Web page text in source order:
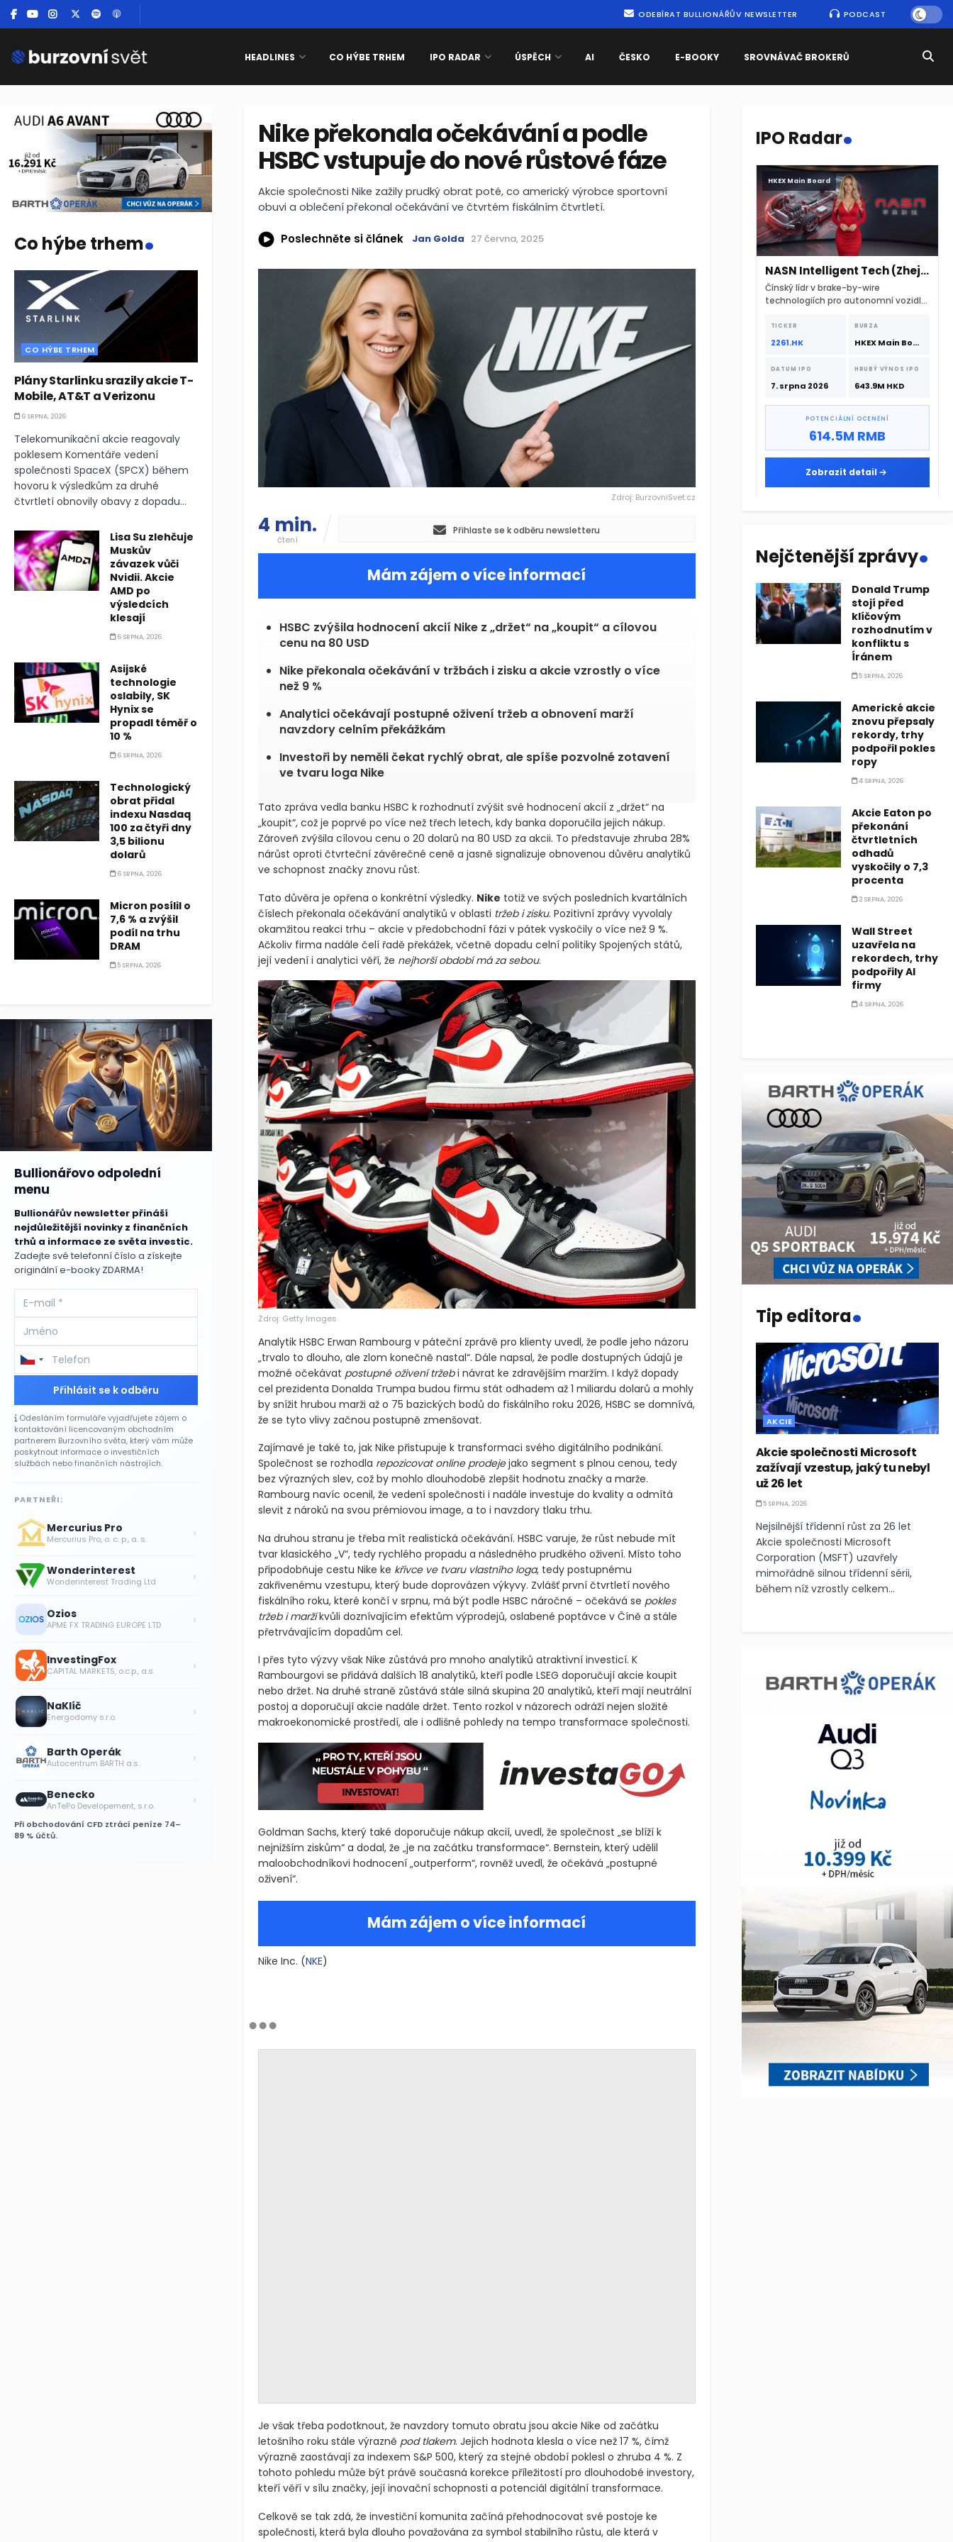
ODEBÍRAT BULLIONÁŘŮV NEWSLETTER PODCAST
HEADLINES CO HÝBE TRHEM IPO RADAR ÚSPĚCH AI ČESKO E-BOOKY SROVNÁVAČ BROKERŮ
Nike překonala očekávání a podle
HSBC vstupuje do nové růstové fáze
Akcie společnosti Nike zažily prudký obrat poté, co americký výrobce sportovní
obuvi a oblečení překonal očekávání ve čtvrtém fiskálním čtvrtletí.
Poslechněte si článek Jan Golda 27 června, 2025
Zdroj: BurzovniSvet.cz
4 min.
čtení
Přihlaste se k odběru newsletteru
Mám zájem o více informací
HSBC zvýšila hodnocení akcií Nike z „držet“ na „koupit“ a cílovou
cenu na 80 USD
Nike překonala očekávání v tržbách i zisku a akcie vzrostly o více
než 9 %
Analytici očekávají postupné oživení tržeb a obnovení marží
navzdory celním překážkám
Investoři by neměli čekat rychlý obrat, ale spíše pozvolné zotavení
ve tvaru loga Nike
Tato zpráva vedla banku HSBC k rozhodnutí zvýšit své hodnocení akcií z „držet“ na
„koupit“, což je poprvé po více než třech letech, kdy banka doporučila jejich nákup.
Zároveň zvýšila cílovou cenu o 20 dolarů na 80 USD za akcii. To představuje zhruba 28%
nárůst oproti čtvrteční závěrečné ceně a jasně signalizuje obnovenou důvěru analytiků
ve schopnost značky znovu růst.
Tato důvěra je opřena o konkrétní výsledky. Nike totiž ve svých posledních kvartálních
číslech překonala očekávání analytiků v oblasti tržeb i zisku. Pozitivní zprávy vyvolaly
okamžitou reakci trhu – akcie v předobchodní fázi v pátek vyskočily o více než 9 %.
Ačkoliv firma nadále čelí řadě překážek, včetně dopadu celní politiky Spojených států,
její vedení i analytici věří, že nejhorší období má za sebou.
Zdroj: Getty Images
Analytik HSBC Erwan Rambourg v páteční zprávě pro klienty uvedl, že podle jeho názoru
„trvalo to dlouho, ale zlom konečně nastal“. Dále napsal, že podle dostupných údajů je
možné očekávat postupné oživení tržebi návrat ke zdravějším maržím. I když dopady
cel prezidenta Donalda Trumpa budou firmu stát odhadem až 1 miliardu dolarů a mohly
by snížit hrubou marži až o 75 bazických bodů do fiskálního roku 2026, HSBC se domnívá,
že se tyto vlivy začnou postupně zmenšovat.
Zajímavé je také to, jak Nike přistupuje k transformaci svého digitálního podnikání.
Společnost se rozhodla repozicovat online prodejejako segment s plnou cenou, tedy
bez výrazných slev, což by mohlo dlouhodobě zlepšit hodnotu značky a marže.
Rambourg navíc ocenil, že vedení společnosti i nadále investuje do kvality a odmítá
slevit z nároků na svou prémiovou image, a to i navzdory tlaku trhu.
Na druhou stranu je třeba mít realistická očekávání. HSBC varuje, že růst nebude mít
tvar klasického „V“, tedy rychlého propadu a následného prudkého oživení. Místo toho
připodobňuje cestu Nike ke křivce ve tvaru vlastního loga, tedy postupnému
zakřivenému vzestupu, který bude doprovázen výkyvy. Zvlášť první čtvrtletí nového
fiskálního roku, které končí v srpnu, má být podle HSBC náročné – očekává se pokles
tržeb i maržíkvůli doznívajícím efektům výprodejů, oslabené poptávce v Číně a stále
přetrvávajícím dopadům cel.
I přes tyto výzvy však Nike zůstává pro mnoho analytiků atraktivní investicí. K
Rambourgovi se přidává dalších 18 analytiků, kteří podle LSEG doporučují akcie koupit
nebo držet. Na druhé straně zůstává stále silná skupina 20 analytiků, kteří mají neutrální
postoj a doporučují akcie nadále držet. Tento rozkol v názorech odráží nejen složité
makroekonomické prostředí, ale i odlišné pohledy na tempo transformace společnosti.
Goldman Sachs, který také doporučuje nákup akcií, uvedl, že společnost „se blíží k
nejnižším ziskům“ a dodal, že „je na začátku transformace“. Bernstein, který udělil
maloobchodníkovi hodnocení „outperform“, rovněž uvedl, že očekává „postupné
oživení“.
Mám zájem o více informací
Nike Inc. (NKE)
Je však třeba podotknout, že navzdory tomuto obratu jsou akcie Nike od začátku
letošního roku stále výrazně pod tlakem. Jejich hodnota klesla o více než 17 %, čímž
výrazně zaostávají za indexem S&P 500, který za stejné období poklesl o zhruba 4 %. Z
tohoto pohledu může být právě současná korekce příležitostí pro dlouhodobé investory,
kteří věří v sílu značky, její inovační schopnosti a potenciál digitální transformace.
Celkově se tak zdá, že investiční komunita začíná přehodnocovat své postoje ke
společnosti, která byla dlouho považována za symbol stabilního růstu, ale která v
Co hýbe trhem.
CO HÝBE TRHEM
Plány Starlinku srazily akcie T-
Mobile, AT&T a Verizonu
6 SRPNA, 2026
Telekomunikační akcie reagovaly
poklesem Komentáře vedení
společnosti SpaceX (SPCX) během
hovoru k výsledkům za druhé
čtvrtletí obnovily obavy z dopadu...
Lisa Su zlehčuje
Muskův
závazek vůči
Nvidii. Akcie
AMD po
výsledcích
klesají
6 SRPNA, 2026
Asijské
technologie
oslabily, SK
Hynix se
propadl téměř o
10 %
6 SRPNA, 2026
Technologický
obrat přidal
indexu Nasdaq
100 za čtyři dny
3,5 bilionu
dolarů
6 SRPNA, 2026
Micron posílil o
7,6 % a zvýšil
podíl na trhu
DRAM
5 SRPNA, 2026
Bullionářovo odpolední
menu
Bullionářův newsletter přináší
nejdůležitější novinky z finančních
trhů a informace ze světa investic.
Zadejte své telefonní číslo a získejte
originální e-booky ZDARMA!
Přihlásit se k odběru
Odesláním formuláře vyjadřujete zájem o
kontaktování licencovaným obchodním
partnerem Burzovního světa, který vám může
poskytnout informace o investičních
službách nebo finančních nástrojích.
PARTNEŘI:
Mercurius Pro
Mercurius Pro, o. c. p., a. s. ›
Wonderinterest
Wonderinterest Trading Ltd ›
Ozios
APME FX TRADING EUROPE LTD ›
InvestingFox
CAPITAL MARKETS, o.c.p., a.s. ›
NaKlíč
Energodomy s.r.o. ›
Barth Operák
Autocentrum BARTH a.s. ›
Benecko
AnTePo Developement, s.r.o. ›
Při obchodování CFD ztrácí peníze 74–
89 % účtů.
IPO Radar.
HKEX Main Board
NASN Intelligent Tech (Zhejiang)
Čínský lídr v brake-by-wire
technologiích pro autonomní vozidla
srpna 2026 s podporou CATL a
Hillhouse Investment.
TICKER
2261.HK
BURZA
HKEX Main Board
DATUM IPO
7. srpna 2026
HRUBÝ VÝNOS IPO
643.9M HKD
POTENCIÁLNÍ OCENĚNÍ
614.5M RMB
Zobrazit detail
Nejčtenější zprávy.
Donald Trump
stojí před
klíčovým
rozhodnutím v
konfliktu s
Íránem
5 SRPNA, 2026
Americké akcie
znovu přepsaly
rekordy, trhy
podpořil pokles
ropy
4 SRPNA, 2026
Akcie Eaton po
překonání
čtvrtletních
odhadů
vyskočily o 7,3
procenta
2 SRPNA, 2026
Wall Street
uzavřela na
rekordech, trhy
podpořily AI
firmy
4 SRPNA, 2026
Tip editora.
AKCIE
Akcie společnosti Microsoft
zažívají vzestup, jaký tu nebyl
už 26 let
5 SRPNA, 2026
Nejsilnější třídenní růst za 26 let
Akcie společnosti Microsoft
Corporation (MSFT) uzavřely
mimořádně silnou třídenní sérii,
během níž vzrostly celkem...